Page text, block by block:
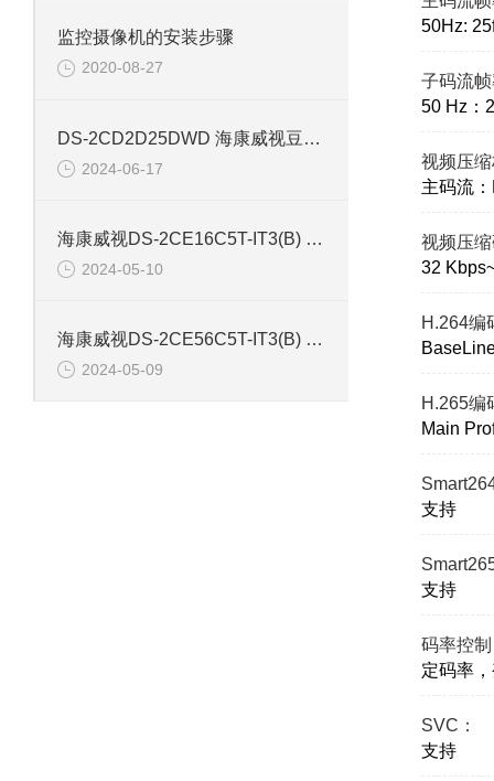
监控摄像机的安装步骤
2020-08-27
DS-2CD2D25DWD 海康威视豆干型小孔摄像机
2024-06-17
海康威视DS-2CE16C5T-IT3(B) 130万红外防水同轴摄像机
2024-05-10
海康威视DS-2CE56C5T-IT3(B) 130万像素红外半球摄像机
2024-05-09
50Hz:
子码流
50 Hz：
视频压
主码流
视频压
32
H.264编
H.265编
Main
支持
支持
码率控
定码率
SVC：
支持